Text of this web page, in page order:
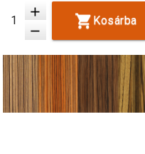
add
remove
Kosárba